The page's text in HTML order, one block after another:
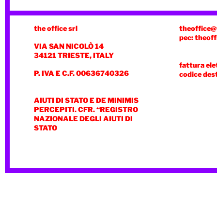
the office srl
VIA SAN NICOLÒ 14
34121 TRIESTE, ITALY
P. IVA E C.F. 00636740326
AIUTI DI STATO E DE MINIMIS
PERCEPITI. CFR. “REGISTRO
NAZIONALE DEGLI AIUTI DI
STATO
pec:
fattura
codice